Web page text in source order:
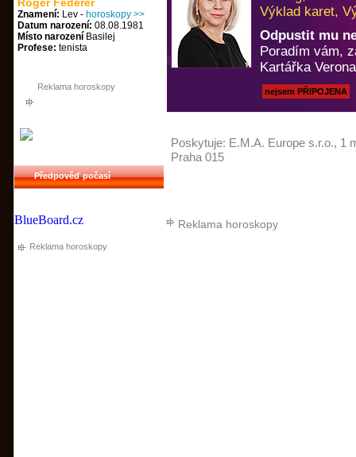
Znamení: Lev - horoskopy >>
Datum narození: 08.08.1981
Místo narození Basilej
Profese: tenista
Reklama horoskopy
Předpověď počasí
BlueBoard.cz
Reklama horoskopy
Výklad karet,
Odpustit mu
Poradím vám,
Kartářka Verona
nejsem PŘIPOJENA
Poskytuje: E.M.A. Europe s.r.o., 1
Praha 015
Reklama horoskopy